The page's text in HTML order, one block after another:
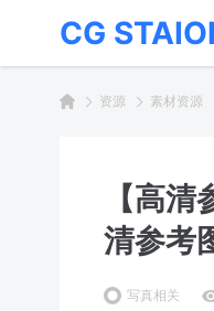
CG
资源 素材资源
【高
清参考
写真相关